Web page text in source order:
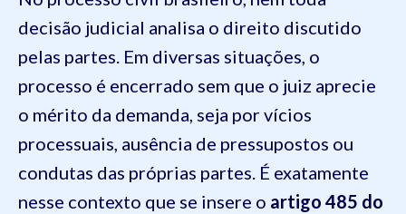
decisão judicial analisa o direito discutido
pelas partes. Em diversas situações, o
processo é encerrado sem que o juiz aprecie
o mérito da demanda, seja por vícios
processuais, ausência de pressupostos ou
condutas das próprias partes. É exatamente
nesse contexto que se insere o artigo 485 do